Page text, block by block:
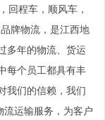
回程车，顺风车，
牌物流，是江西地
多年的物流、货运
每个员工都具有丰
我们的信赖，我们
流运输服务，为客户